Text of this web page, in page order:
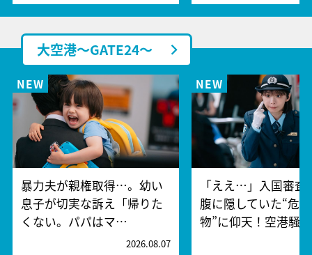
大空港～GATE24～
暴力夫が親権取得…。幼い
息子が切実な訴え「帰りた
くない。パパはマ…
2026.08.07
「ええ…」入国審査
腹に隠していた“危
物”に仰天！空港騒